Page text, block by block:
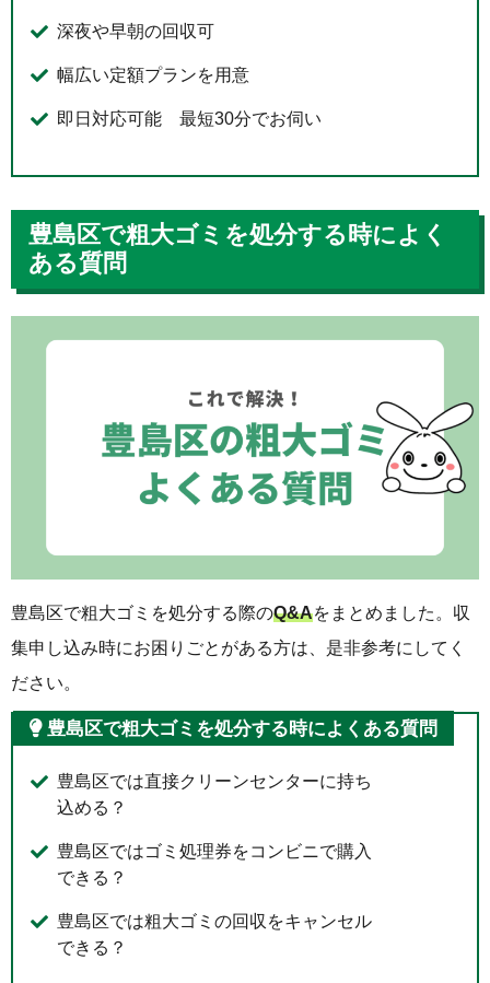
深夜や早朝の回収可
幅広い定額プランを用意
即日対応可能 最短30分でお伺い
豊島区で粗大ゴミを処分する時によく
ある質問
豊島区で粗大ゴミを処分する際のQ&Aをまとめました。収
集申し込み時にお困りごとがある方は、是非参考にしてく
ださい。
豊島区で粗大ゴミを処分する時によくある質問
豊島区では直接クリーンセンターに持ち
込める？
豊島区ではゴミ処理券をコンビニで購入
できる？
豊島区では粗大ゴミの回収をキャンセル
できる？